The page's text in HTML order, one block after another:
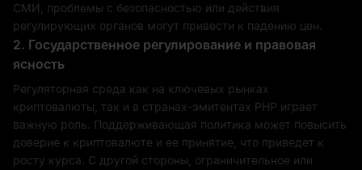
СМИ, проблемы с безопасностью или действия
регулирующих органов могут привести к падению цен.
2. Государственное регулирование и правовая
ясность
Регуляторная среда как на ключевых рынках
криптовалюты, так и в странах-эмитентах PHP играет
важную роль. Поддерживающая политика может повысить
доверие к криптовалюте и ее принятие, что приведет к
росту курса. С другой стороны, ограничительное или